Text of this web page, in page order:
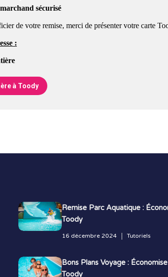
sécurisé
de votre remise, merci de présenter votre carte
:
à Toody
Remise Parc Aquatique :
Toody
16 décembre 2024 Tutoriels
Bons Plans Voyage :
Toody